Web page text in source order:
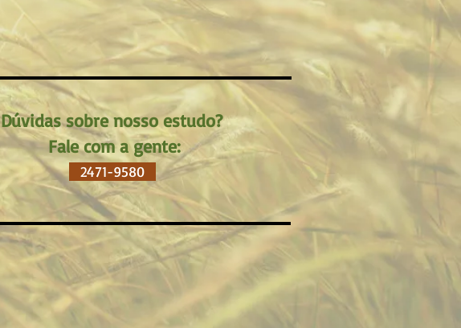
Dúvidas sobre nosso estudo?
Fale com a gente:
2471-9580